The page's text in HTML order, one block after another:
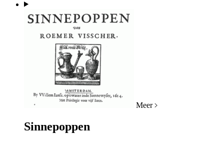
Meer
Sinnepoppen